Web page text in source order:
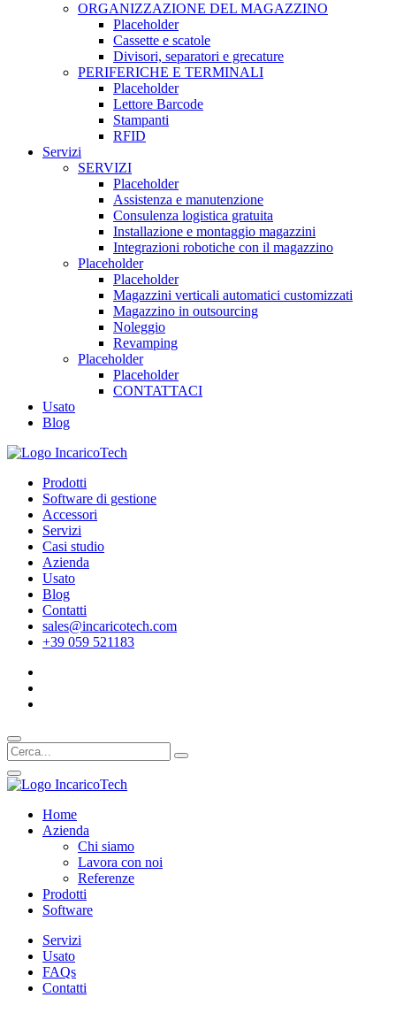
ORGANIZZAZIONE DEL MAGAZZINO
Placeholder
Cassette e scatole
Divisori, separatori e grecature
PERIFERICHE E TERMINALI
Placeholder
Lettore Barcode
Stampanti
RFID
Servizi
SERVIZI
Placeholder
Assistenza e manutenzione
Consulenza logistica gratuita
Installazione e montaggio magazzini
Integrazioni robotiche con il magazzino
Placeholder
Placeholder
Magazzini verticali automatici customizzati
Magazzino in outsourcing
Noleggio
Revamping
Placeholder
Placeholder
CONTATTACI
Usato
Blog
Prodotti
Software di gestione
Accessori
Servizi
Casi studio
Azienda
Usato
Blog
Contatti
sales@incaricotech.com
+39 059 521183
Home
Azienda
Chi siamo
Lavora con noi
Referenze
Prodotti
Software
Servizi
Usato
FAQs
Contatti